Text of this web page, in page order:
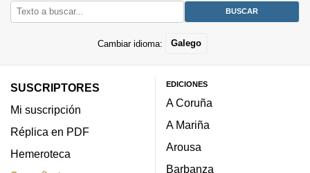
Cambiar idioma: Galego
SUSCRIPTORES
Mi suscripción
Réplica en PDF
Hemeroteca
EDICIONES
A Coruña
A Mariña
Arousa
Barbanza